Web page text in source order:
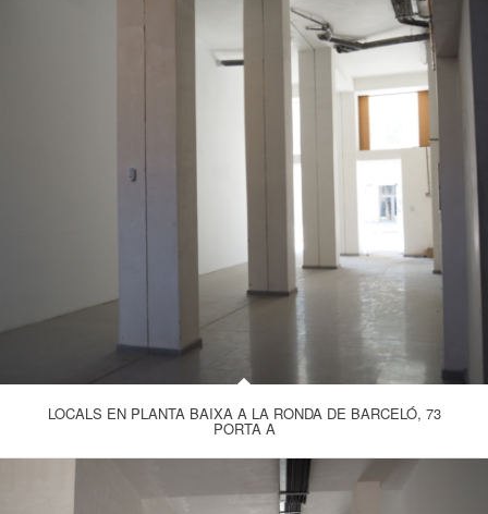
LOCALS EN PLANTA BAIXA A LA RONDA DE BARCELÓ, 73
PORTA A